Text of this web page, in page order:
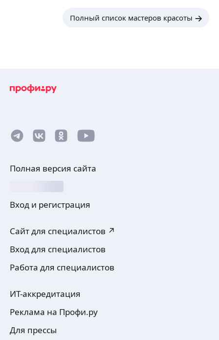
Полный список мастеров красоты
Полная версия сайта
Вход и регистрация
Сайт для специалистов ↗
Вход для специалистов
Работа для специалистов
ИТ-аккредитация
Реклама на Профи.ру
Для прессы